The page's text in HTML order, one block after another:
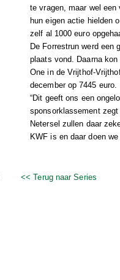
te vragen, maar wel
hun eigen actie hielden
zelf al 1000 euro
De Forrestrun werd
plaats vond. Daarna
One in de Vrijthof-
december op 7445 euro.
“Dit geeft ons een
sponsorklassement
Netersel zullen daar
KWF is en daar doen we
<< Terug naar Series